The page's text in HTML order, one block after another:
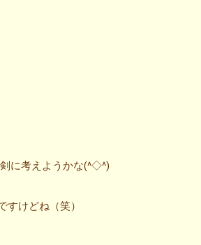
に考えようかな(^◇^)
すけどね（笑）